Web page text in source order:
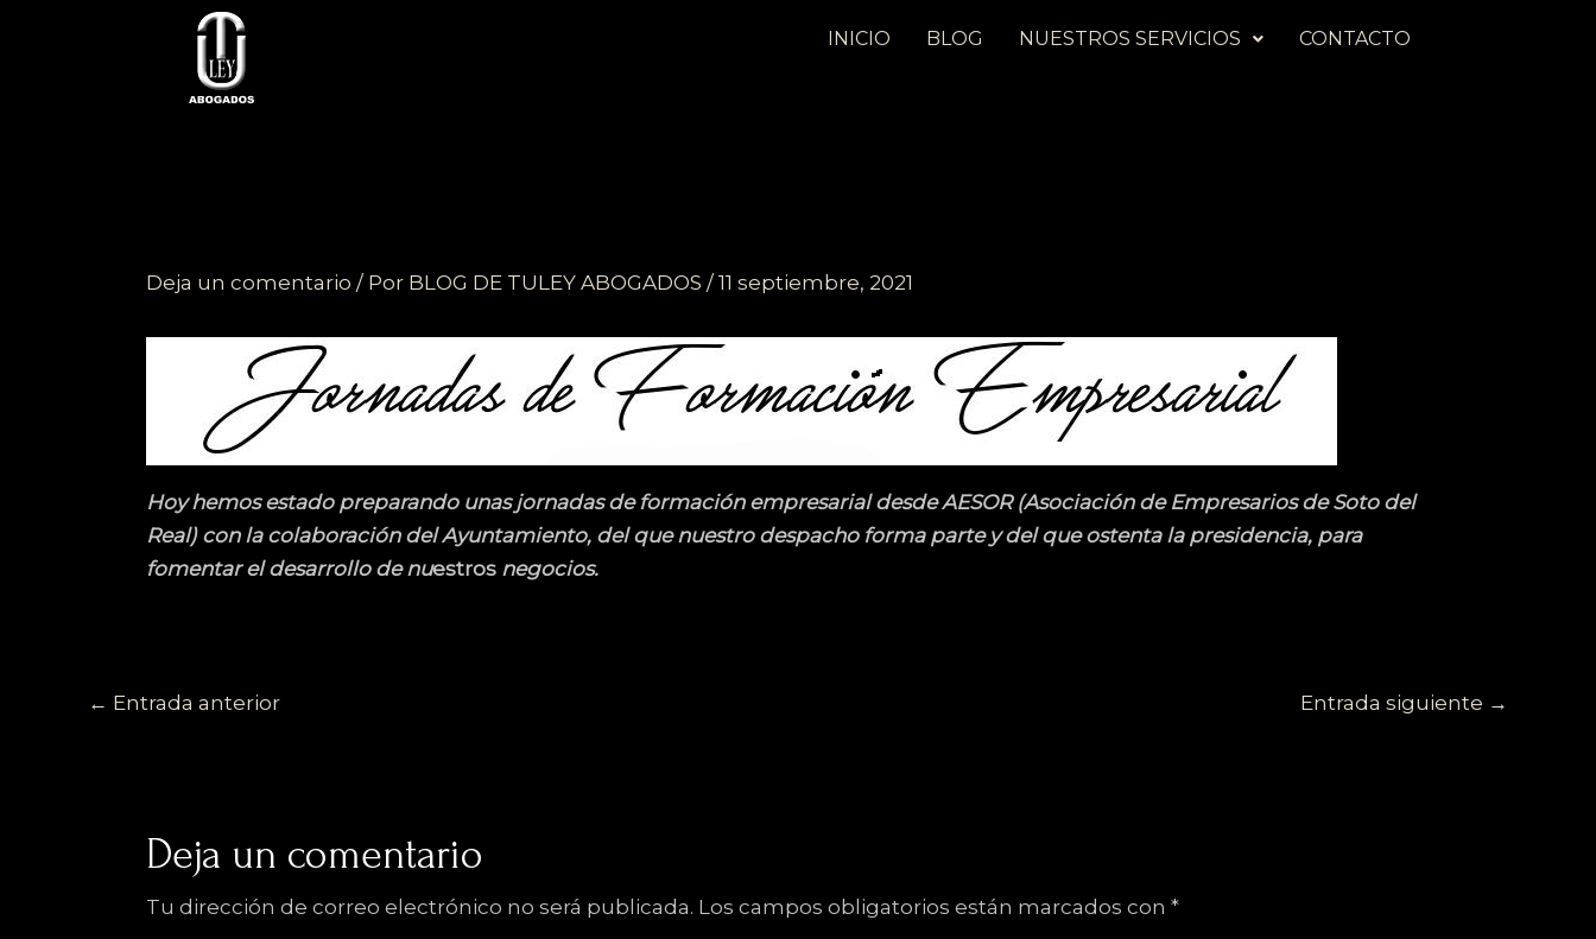
INICIO BLOG NUESTROS SERVICIOS CONTACTO
Deja un comentario / Por BLOG DE TULEY ABOGADOS /11 septiembre, 2021
Hoy hemos estado preparando unas jornadas de formación empresarial desde AESOR (Asociación de Empresarios de Soto del
Real) con la colaboración del Ayuntamiento, del que nuestro despacho forma parte y del que ostenta la presidencia, para
fomentar el desarrollo de nuestros negocios.
← Entrada anterior Entrada siguiente →
Deja un comentario
Tu dirección de correo electrónico no será publicada. Los campos obligatorios están marcados con *